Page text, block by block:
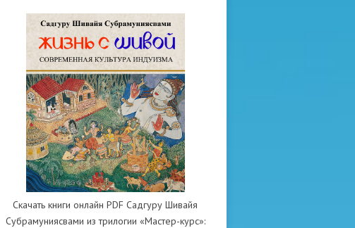
Скачать книги онлайн PDF Садгуру Шивайя
Субрамуниясвами из трилогии «Мастер-курс»: